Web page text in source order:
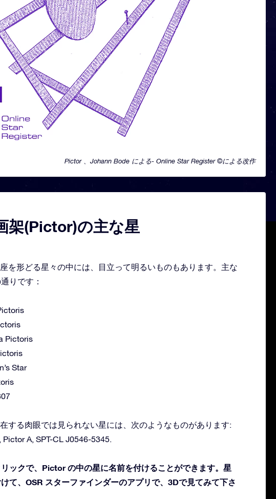
Pictor 、Johann Bode による- Online Star Register ©による改作
架(Pictor)の主な星
を形どる星々の中には、目立って明るいものもあります。主な
りです：
Pictoris
Star
する肉眼では見られない星には、次のようなものがあります:
Pictor A, SPT-CL J0546-5345.
ックで、Pictor の中の星に名前を付けることができます。星
て、OSR スターファインダーのアプリで、3Dで見てみて下さ